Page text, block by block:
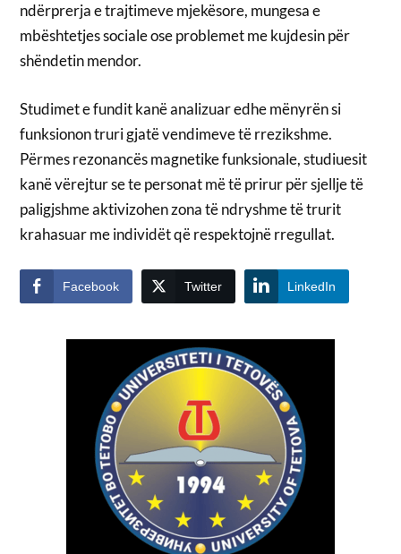
ndërprerja e trajtimeve mjekësore, mungesa e
mbështetjes sociale ose problemet me kujdesin për
shëndetin mendor.
Studimet e fundit kanë analizuar edhe mënyrën si
funksionon truri gjatë vendimeve të rrezikshme.
Përmes rezonancës magnetike funksionale, studiuesit
kanë vërejtur se te personat më të prirur për sjellje të
paligjshme aktivizohen zona të ndryshme të trurit
krahasuar me individët që respektojnë rregullat.
Facebook Twitter LinkedIn